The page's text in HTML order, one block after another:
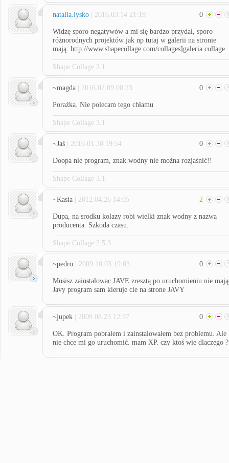
natalia.lysko | 2016.03.14 21:19 0
Widzę sporo negatywów a mi się bardzo przydał, sporo
różnorodnych projektów jak np tutaj w galerii na stronie
mają: http://www.shapecollage.com/collages]galeria collage
Shape Collage 3.1
~magda | 2016.02.09 00:23 0
Porażka. Nie polecam tego chłamu
Shape Collage 3.1
~Jaś | 2016.01.30 19:54 0
Doopa nie program, znak wodny nie można rozjaśnić!!
Shape Collage 3.1
~Kasia | 2012.04.26 14:05 2
Dupa, na srodku kolazy robi wielki znak wodny z nazwa
producenta. Szkoda czasu.
Shape Collage 2.5.3
~pedro | 2009.10.03 19:03 0
Musisz zainstalowac JAVE zresztą po uruchomieniu nie
Javy program sam kieruje cie na strone JAVY
~jupek | 2009.08.23 12:37 0
OK. Program pobrałem i zainstalowałem bez problemu. Ale
nie chce mi go uruchomić. mam XP. czy ktoś wie dlaczego ?